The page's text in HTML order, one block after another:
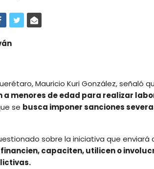
Mauricio Kuri González, señaló
a menores de edad para realizar
se busca imponer sanciones
sobre la iniciativa que enviará
capaciten, utilicen o